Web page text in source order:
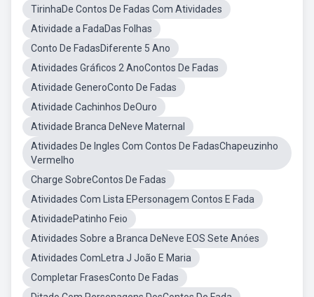
TirinhaDe Contos De Fadas Com Atividades
Atividade a FadaDas Folhas
Conto De FadasDiferente 5 Ano
Atividades Gráficos 2 AnoContos De Fadas
Atividade GeneroConto De Fadas
Atividade Cachinhos DeOuro
Atividade Branca DeNeve Maternal
Atividades De Ingles Com Contos De FadasChapeuzinho
Vermelho
Charge SobreContos De Fadas
Atividades Com Lista EPersonagem Contos E Fada
AtividadePatinho Feio
Atividades Sobre a Branca DeNeve EOS Sete Anóes
Atividades ComLetra J João E Maria
Completar FrasesConto De Fadas